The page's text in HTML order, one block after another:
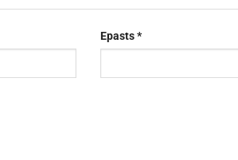
Epasts*